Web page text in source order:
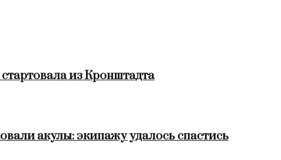
из Кронштадта
акулы: экипажу удалось спастись